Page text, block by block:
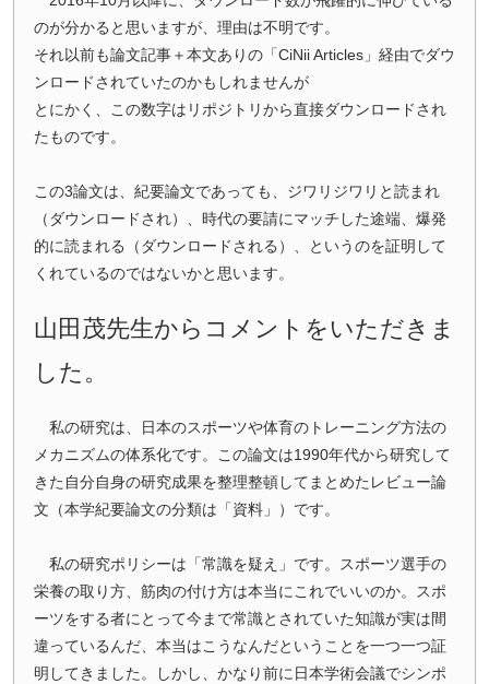
のが分かると思いますが、理由は不明です。
それ以前も論文記事＋本文ありの「CiNii Articles」経由でダウ
ンロードされていたのかもしれませんが
とにかく、この数字はリポジトリから直接ダウンロードされ
たものです。
この3論文は、紀要論文であっても、ジワリジワリと読まれ
（ダウンロードされ）、時代の要請にマッチした途端、爆発
的に読まれる（ダウンロードされる）、というのを証明して
くれているのではないかと思います。
山田茂先生からコメントをいただきま
した。
私の研究は、日本のスポーツや体育のトレーニング方法の
メカニズムの体系化です。この論文は1990年代から研究して
きた自分自身の研究成果を整理整頓してまとめたレビュー論
文（本学紀要論文の分類は「資料」）です。
私の研究ポリシーは「常識を疑え」です。スポーツ選手の
栄養の取り方、筋肉の付け方は本当にこれでいいのか。スポ
ーツをする者にとって今まで常識とされていた知識が実は間
違っているんだ、本当はこうなんだということを一つ一つ証
明してきました。しかし、かなり前に日本学術会議でシンポ